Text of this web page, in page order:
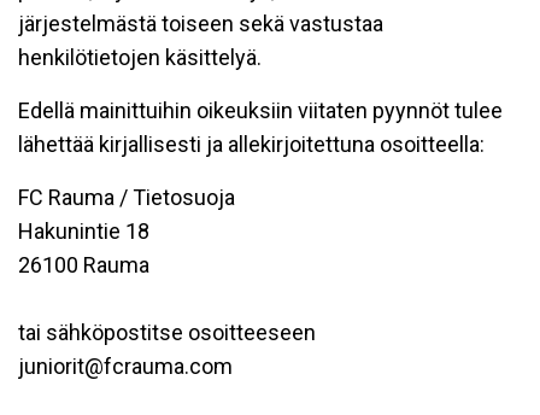
järjestelmästä toiseen sekä vastustaa
henkilötietojen käsittelyä.
Edellä mainittuihin oikeuksiin viitaten pyynnöt tulee
lähettää kirjallisesti ja allekirjoitettuna osoitteella:
FC Rauma / Tietosuoja
Hakunintie 18
26100 Rauma
tai sähköpostitse osoitteeseen
juniorit@fcrauma.com